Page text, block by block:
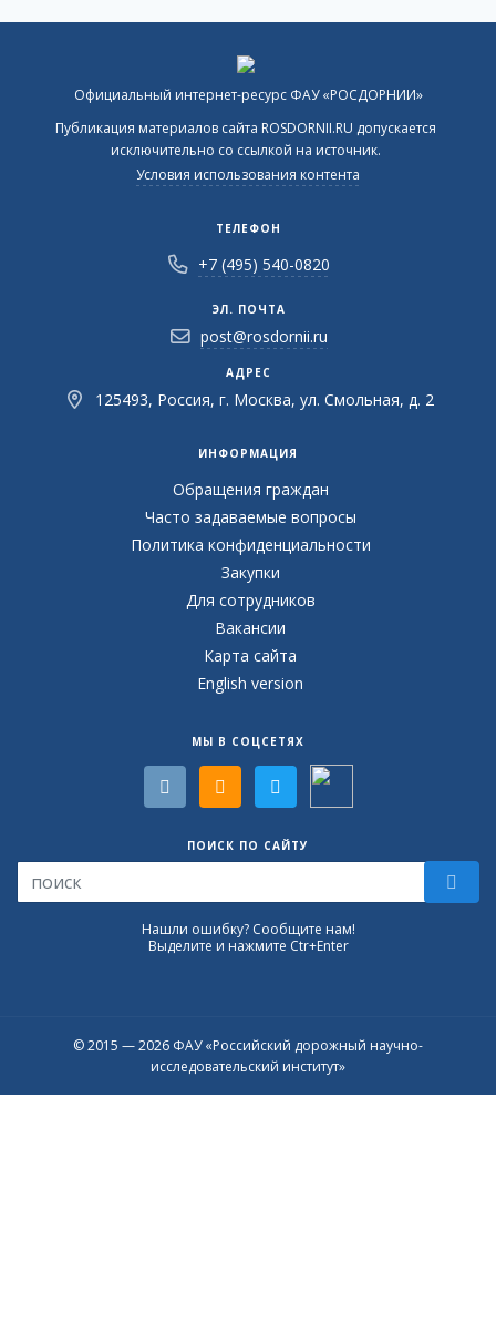
Официальный интернет-ресурс ФАУ «РОСДОРНИИ»
Публикация материалов сайта ROSDORNII.RU допускается
исключительно со ссылкой на источник.
Условия использования контента
ТЕЛЕФОН
+7 (495) 540-0820
ЭЛ. ПОЧТА
post@rosdornii.ru
АДРЕС
125493, Россия, г. Москва, ул. Смольная, д. 2
ИНФОРМАЦИЯ
Обращения граждан
Часто задаваемые вопросы
Политика конфиденциальности
Закупки
Для сотрудников
Вакансии
Карта сайта
English version
МЫ В СОЦСЕТЯХ
ПОИСК ПО САЙТУ
Нашли ошибку? Сообщите нам!
Выделите и нажмите Ctr+Enter
© 2015 — 2026 ФАУ «Российский дорожный научно-
исследовательский институт»